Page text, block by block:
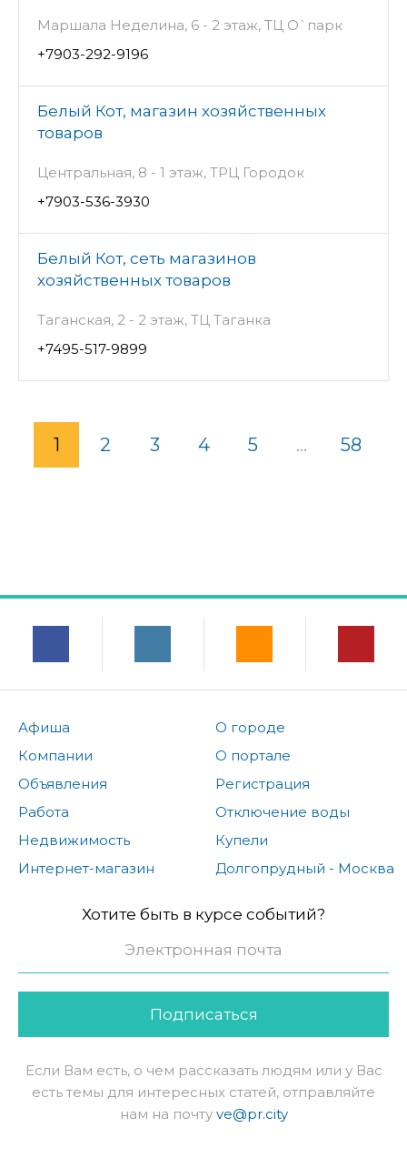
Маршала Неделина, 6 - 2 этаж, ТЦ О`парк
+7903-292-9196
Белый Кот, магазин хозяйственных
товаров
Центральная, 8 - 1 этаж, ТРЦ Городок
+7903-536-3930
Белый Кот, сеть магазинов
хозяйственных товаров
Таганская, 2 - 2 этаж, ТЦ Таганка
+7495-517-9899
1 2 3 4 5 ... 58
Афиша
Компании
Объявления
Работа
Недвижимость
Интернет-магазин
О городе
О портале
Регистрация
Отключение воды
Купели
Долгопрудный - Москва
Хотите быть в курсе событий?
Подписаться
Если Вам есть, о чем рассказать людям или у Вас
есть темы для интересных статей, отправляйте
нам на почту ve@pr.city